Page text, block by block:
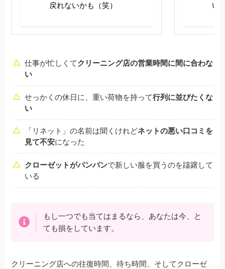
戻れないかも（笑）
い
仕事が忙しくてクリーニング店の営業時間に間に合わな
い
せっかくの休日に、重い荷物を持って行列に並びたくな
い
「リネット」の名前は聞くけれどネットの悪い口コミを
見て不安になった
クローゼットがパンパンで新しい服を買うのを躊躇して
いる
もし一つでも当てはまるなら、あなたは今、と
ても損をしています。
クリーニング店への往復時間、待ち時間、そしてクローゼ